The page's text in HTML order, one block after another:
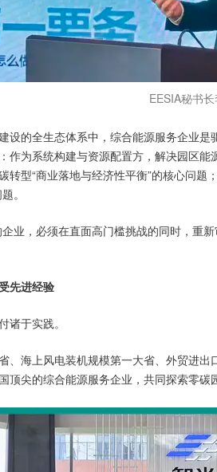
EESIA秘书
设的全生态体系中，综合能源服务企业
作为系统构建与资源配置方，解决园区
转型“商业落地与经济性平衡”的核心问
。
业，必须在直面高门槛挑战的同时，重
先进经验
诸于实践。
、海上风电装机规模第一大省、外贸进
顶尖的综合能源服务企业，共同探索零